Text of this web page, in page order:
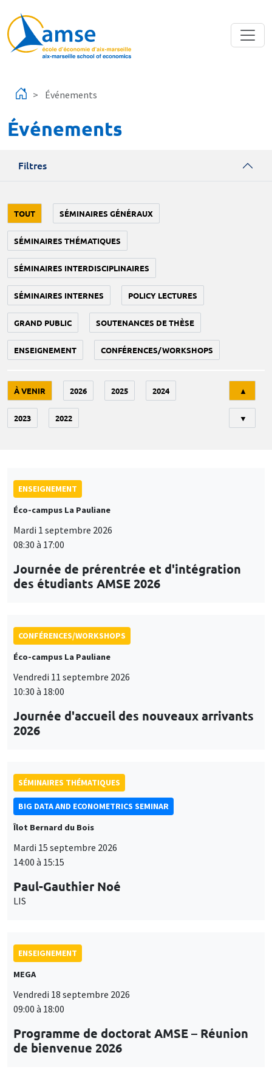
Événements
Événements
Filtres
TOUT SÉMINAIRES GÉNÉRAUX
SÉMINAIRES THÉMATIQUES
SÉMINAIRES INTERDISCIPLINAIRES
SÉMINAIRES INTERNES POLICY LECTURES
GRAND PUBLIC SOUTENANCES DE THÈSE
ENSEIGNEMENT CONFÉRENCES/WORKSHOPS
À VENIR 2026 2025 2024
2023 2022
▲
▼
ENSEIGNEMENT
Éco-campus La Pauliane
Mardi 1 septembre 2026
08:30 à 17:00
Journée de prérentrée et d'intégration
des étudiants AMSE 2026
CONFÉRENCES/WORKSHOPS
Éco-campus La Pauliane
Vendredi 11 septembre 2026
10:30 à 18:00
Journée d'accueil des nouveaux arrivants
2026
SÉMINAIRES THÉMATIQUES
BIG DATA AND ECONOMETRICS SEMINAR
Îlot Bernard du Bois
Mardi 15 septembre 2026
14:00 à 15:15
Paul-Gauthier Noé
LIS
ENSEIGNEMENT
MEGA
Vendredi 18 septembre 2026
09:00 à 18:00
Programme de doctorat AMSE – Réunion
de bienvenue 2026